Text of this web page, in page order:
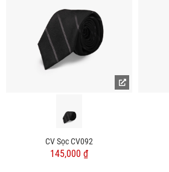
CV Sọc CV092
145,000 ₫